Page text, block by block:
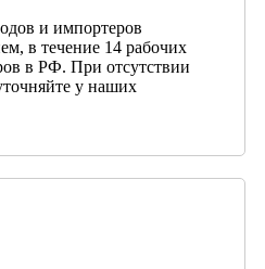
и импортеров
в течение 14 рабочих
в РФ. При отсутствии
у наших